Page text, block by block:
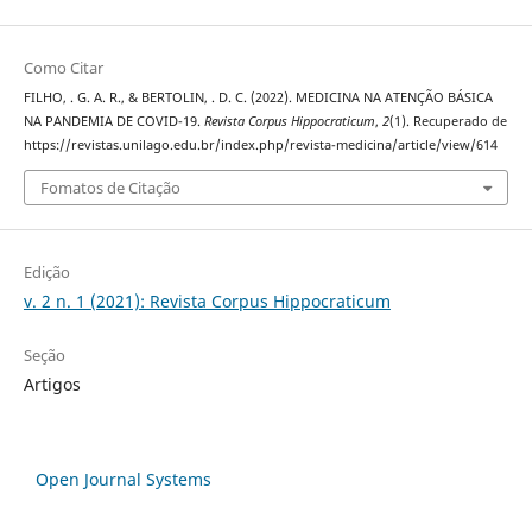
Como Citar
FILHO, . G. A. R., & BERTOLIN, . D. C. (2022). MEDICINA NA ATENÇÃO BÁSICA
NA PANDEMIA DE COVID-19. Revista Corpus Hippocraticum, 2(1). Recuperado de
https://revistas.unilago.edu.br/index.php/revista-medicina/article/view/614
Fomatos de Citação
Edição
v. 2 n. 1 (2021): Revista Corpus Hippocraticum
Seção
Artigos
Open Journal Systems